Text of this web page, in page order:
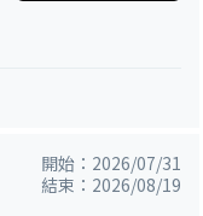
開始：2026/07/31
結束：2026/08/19